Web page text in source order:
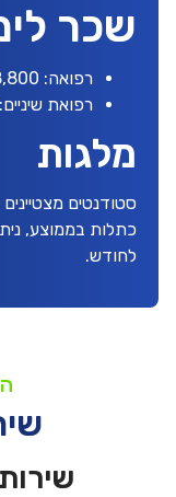
שכר
רפואה: 18,800 אירו לשנה
רפואת שיניים: 20,900 אירו לשנה
מלגות
סטודנטים
לחודש.